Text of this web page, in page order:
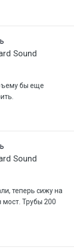
Sound
бы еще
Sound
теперь сижу на
мост. Трубы 200